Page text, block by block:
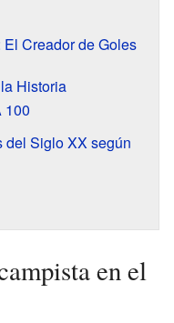
Creador de Goles
Historia
100
del Siglo XX según
en el